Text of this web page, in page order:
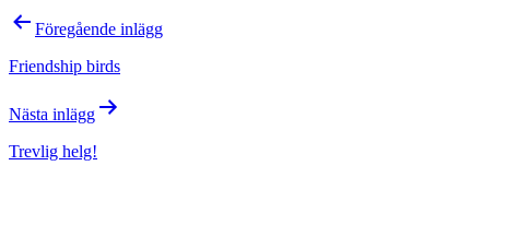
Inläggsnavigering
Föregående inlägg
Friendship birds
Nästa inlägg
Trevlig helg!